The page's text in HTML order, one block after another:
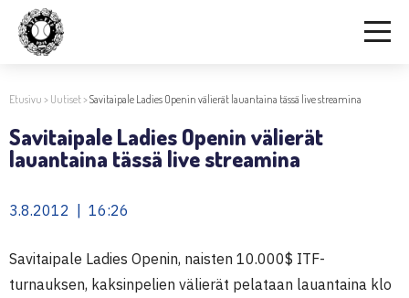
Etusivu > Uutiset>Savitaipale Ladies Openin välierät lauantaina tässä live streamina
Savitaipale Ladies Openin välierät
lauantaina tässä live streamina
3.8.2012 | 16:26
Savitaipale Ladies Openin, naisten 10.000$ ITF-
turnauksen, kaksinpelien välierät pelataan lauantaina klo